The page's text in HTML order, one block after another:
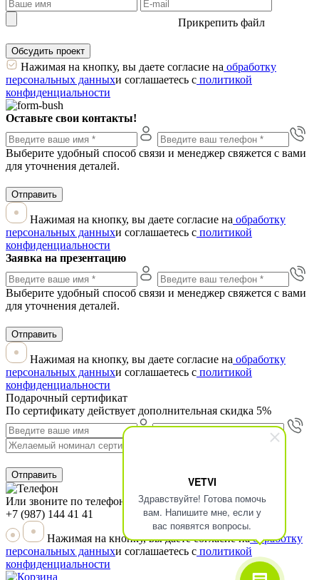
VETVI
Здравствуйте! Готова помочь
вам. Напишите мне, если у
вас появятся вопросы.
Прикрепить файл
Обсудить проект
Нажимая на кнопку, вы даете согласие на обработку
персональных данныхи соглашаетесь с политикой
конфиденциальности
Оставьте свои контакты!
Выберите удобный способ связи и менеджер свяжется с вами
для уточнения деталей.
Отправить
Нажимая на кнопку, вы даете согласие на обработку
персональных данныхи соглашаетесь с политикой
конфиденциальности
Заявка на презентацию
Выберите удобный способ связи и менеджер свяжется с вами
для уточнения деталей.
Отправить
Нажимая на кнопку, вы даете согласие на обработку
персональных данныхи соглашаетесь с политикой
конфиденциальности
Подарочный сертификат
По сертификату действует дополнительная скидка 5%
Отправить
Или звоните по телефону
+7 (987) 144 41 41
Нажимая на кнопку, вы даете согласие наобработку
персональных данныхи соглашаетесь с политикой
конфиденциальности